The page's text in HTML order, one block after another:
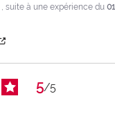
, suite à une expérience du
5/5